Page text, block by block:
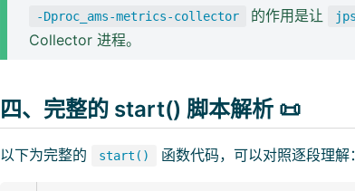
-Dproc_ams-metrics-collector 的作用是让 jps
Collector 进程。
四、完整的 start() 脚本解析 📜
以下为完整的 start() 函数代码，可以对照逐段理解：